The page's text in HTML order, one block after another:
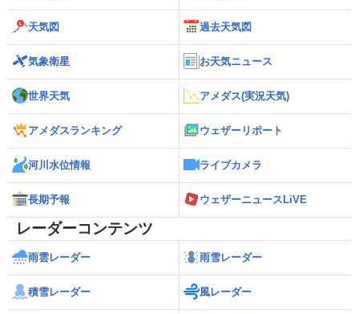
天気図 過去天気図
気象衛星 お天気ニュース
世界天気 アメダス(実況天気)
アメダスランキング ウェザーリポート
河川水位情報 ライブカメラ
長期予報 ウェザーニュースLiVE
レーダーコンテンツ
雨雲レーダー 雨雪レーダー
積雪レーダー 風レーダー